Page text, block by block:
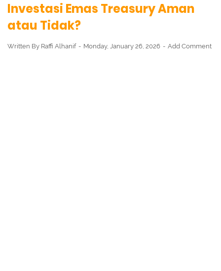
Investasi Emas Treasury Aman
atau Tidak?
Written By Raffi Alhanif Monday, January 26, 2026 Add Comment